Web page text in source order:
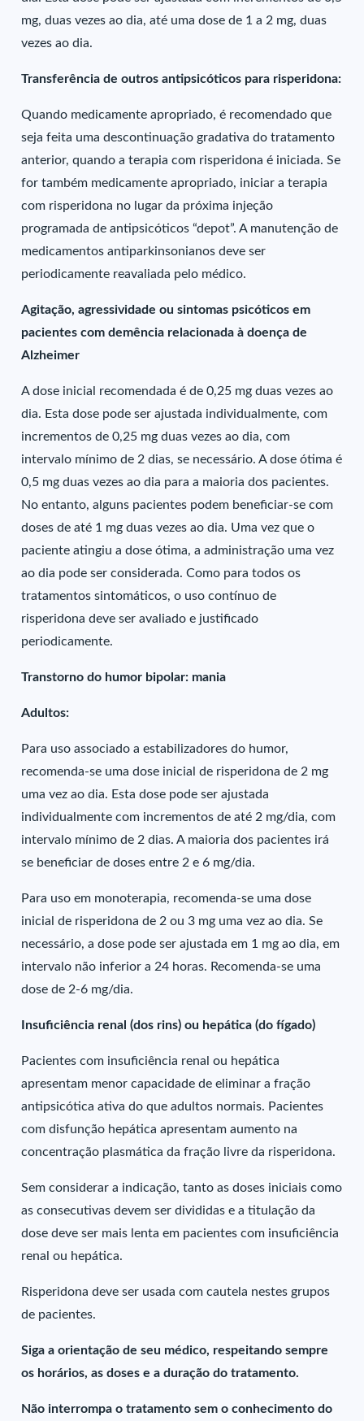
mg, duas vezes ao dia, até uma dose de 1 a 2 mg, duas
vezes ao dia.
Transferência de outros antipsicóticos para risperidona:
Quando medicamente apropriado, é recomendado que
seja feita uma descontinuação gradativa do tratamento
anterior, quando a terapia com risperidona é iniciada. Se
for também medicamente apropriado, iniciar a terapia
com risperidona no lugar da próxima injeção
programada de antipsicóticos “depot”. A manutenção de
medicamentos antiparkinsonianos deve ser
periodicamente reavaliada pelo médico.
Agitação, agressividade ou sintomas psicóticos em
pacientes com demência relacionada à doença de
Alzheimer
A dose inicial recomendada é de 0,25 mg duas vezes ao
dia. Esta dose pode ser ajustada individualmente, com
incrementos de 0,25 mg duas vezes ao dia, com
intervalo mínimo de 2 dias, se necessário. A dose ótima é
0,5 mg duas vezes ao dia para a maioria dos pacientes.
No entanto, alguns pacientes podem beneficiar-se com
doses de até 1 mg duas vezes ao dia. Uma vez que o
paciente atingiu a dose ótima, a administração uma vez
ao dia pode ser considerada. Como para todos os
tratamentos sintomáticos, o uso contínuo de
risperidona deve ser avaliado e justificado
periodicamente.
Transtorno do humor bipolar: mania
Adultos:
Para uso associado a estabilizadores do humor,
recomenda-se uma dose inicial de risperidona de 2 mg
uma vez ao dia. Esta dose pode ser ajustada
individualmente com incrementos de até 2 mg/dia, com
intervalo mínimo de 2 dias. A maioria dos pacientes irá
se beneficiar de doses entre 2 e 6 mg/dia.
Para uso em monoterapia, recomenda-se uma dose
inicial de risperidona de 2 ou 3 mg uma vez ao dia. Se
necessário, a dose pode ser ajustada em 1 mg ao dia, em
intervalo não inferior a 24 horas. Recomenda-se uma
dose de 2-6 mg/dia.
Insuficiência renal (dos rins) ou hepática (do fígado)
Pacientes com insuficiência renal ou hepática
apresentam menor capacidade de eliminar a fração
antipsicótica ativa do que adultos normais. Pacientes
com disfunção hepática apresentam aumento na
concentração plasmática da fração livre da risperidona.
Sem considerar a indicação, tanto as doses iniciais como
as consecutivas devem ser divididas e a titulação da
dose deve ser mais lenta em pacientes com insuficiência
renal ou hepática.
Risperidona deve ser usada com cautela nestes grupos
de pacientes.
Siga a orientação de seu médico, respeitando sempre
os horários, as doses e a duração do tratamento.
Não interrompa o tratamento sem o conhecimento do